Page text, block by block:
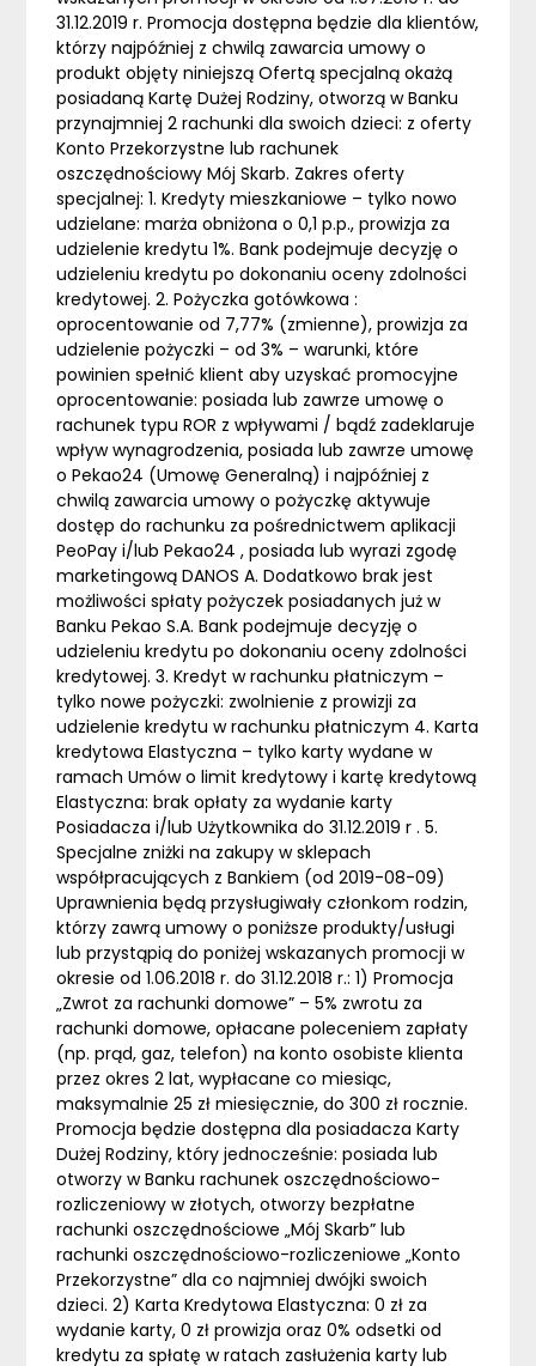
31.12.2019 r. Promocja dostępna będzie dla klientów,
którzy najpóźniej z chwilą zawarcia umowy o
produkt objęty niniejszą Ofertą specjalną okażą
posiadaną Kartę Dużej Rodziny, otworzą w Banku
przynajmniej 2 rachunki dla swoich dzieci: z oferty
Konto Przekorzystne lub rachunek
oszczędnościowy Mój Skarb. Zakres oferty
specjalnej: 1. Kredyty mieszkaniowe – tylko nowo
udzielane: marża obniżona o 0,1 p.p., prowizja za
udzielenie kredytu 1%. Bank podejmuje decyzję o
udzieleniu kredytu po dokonaniu oceny zdolności
kredytowej. 2. Pożyczka gotówkowa :
oprocentowanie od 7,77% (zmienne), prowizja za
udzielenie pożyczki – od 3% – warunki, które
powinien spełnić klient aby uzyskać promocyjne
oprocentowanie: posiada lub zawrze umowę o
rachunek typu ROR z wpływami / bądź zadeklaruje
wpływ wynagrodzenia, posiada lub zawrze umowę
o Pekao24 (Umowę Generalną) i najpóźniej z
chwilą zawarcia umowy o pożyczkę aktywuje
dostęp do rachunku za pośrednictwem aplikacji
PeoPay i/lub Pekao24 , posiada lub wyrazi zgodę
marketingową DANOS A. Dodatkowo brak jest
możliwości spłaty pożyczek posiadanych już w
Banku Pekao S.A. Bank podejmuje decyzję o
udzieleniu kredytu po dokonaniu oceny zdolności
kredytowej. 3. Kredyt w rachunku płatniczym –
tylko nowe pożyczki: zwolnienie z prowizji za
udzielenie kredytu w rachunku płatniczym 4. Karta
kredytowa Elastyczna – tylko karty wydane w
ramach Umów o limit kredytowy i kartę kredytową
Elastyczna: brak opłaty za wydanie karty
Posiadacza i/lub Użytkownika do 31.12.2019 r . 5.
Specjalne zniżki na zakupy w sklepach
współpracujących z Bankiem (od 2019-08-09)
Uprawnienia będą przysługiwały członkom rodzin,
którzy zawrą umowy o poniższe produkty/usługi
lub przystąpią do poniżej wskazanych promocji w
okresie od 1.06.2018 r. do 31.12.2018 r.: 1) Promocja
„Zwrot za rachunki domowe” – 5% zwrotu za
rachunki domowe, opłacane poleceniem zapłaty
(np. prąd, gaz, telefon) na konto osobiste klienta
przez okres 2 lat, wypłacane co miesiąc,
maksymalnie 25 zł miesięcznie, do 300 zł rocznie.
Promocja będzie dostępna dla posiadacza Karty
Dużej Rodziny, który jednocześnie: posiada lub
otworzy w Banku rachunek oszczędnościowo-
rozliczeniowy w złotych, otworzy bezpłatne
rachunki oszczędnościowe „Mój Skarb” lub
rachunki oszczędnościowo-rozliczeniowe „Konto
Przekorzystne” dla co najmniej dwójki swoich
dzieci. 2) Karta Kredytowa Elastyczna: 0 zł za
wydanie karty, 0 zł prowizja oraz 0% odsetki od
kredytu za spłatę w ratach zasłużenia karty lub